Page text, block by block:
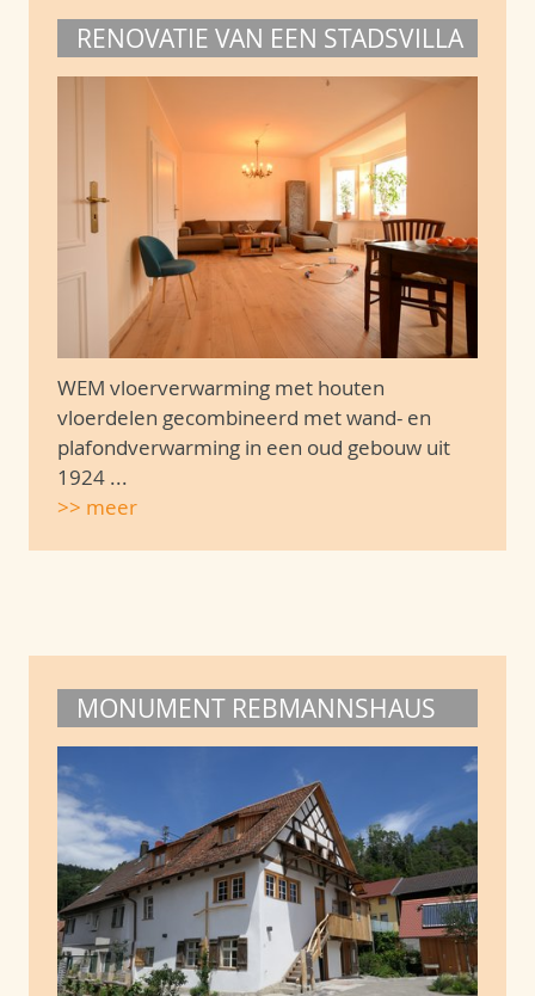
RENOVATIE VAN EEN STADSVILLA
WEM vloerverwarming met houten
vloerdelen gecombineerd met wand- en
plafondverwarming in een oud gebouw uit
1924 ...
>> meer
MONUMENT REBMANNSHAUS